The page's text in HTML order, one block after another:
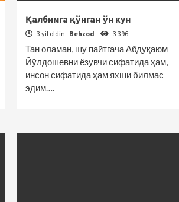
Қалбимга қўнган ўн кун
3 yil oldin Behzod 3 396
Тан оламан, шу пайтгача Абдуқаюм
Йўлдошевни ёзувчи сифатида ҳам,
инсон сифатида ҳам яхши билмас
эдим….